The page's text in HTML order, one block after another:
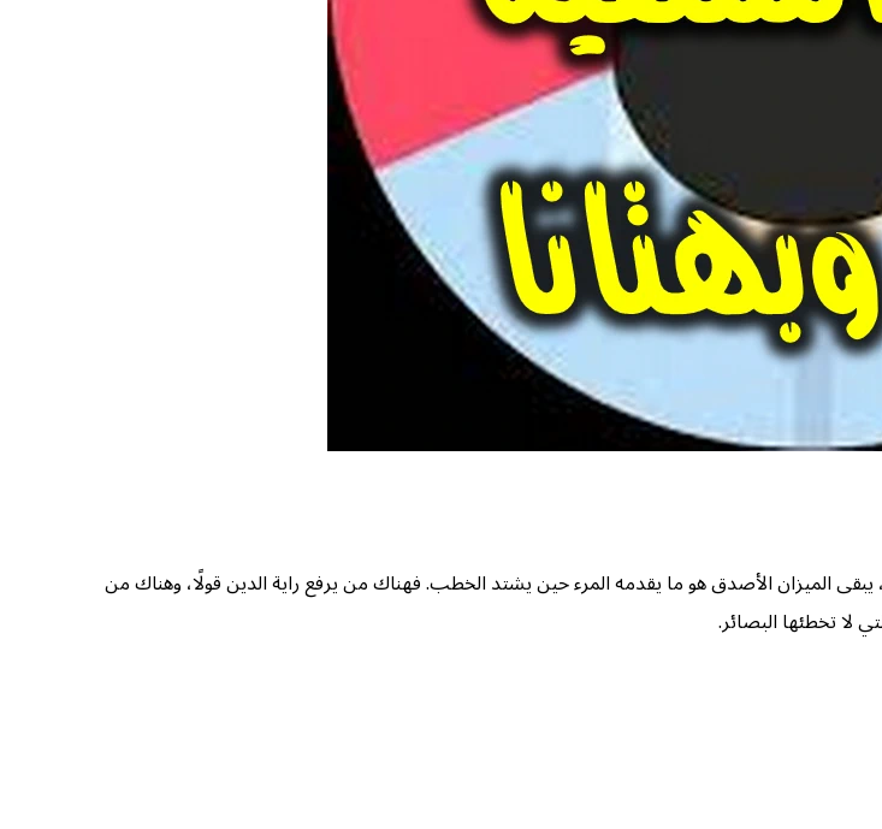
الميزان الأصدق هو ما يقدمه المرء حين يشتد الخطب. فهناك من يرفع راية الدين قولًا، وهناك من
لا تخطئها البصائر.